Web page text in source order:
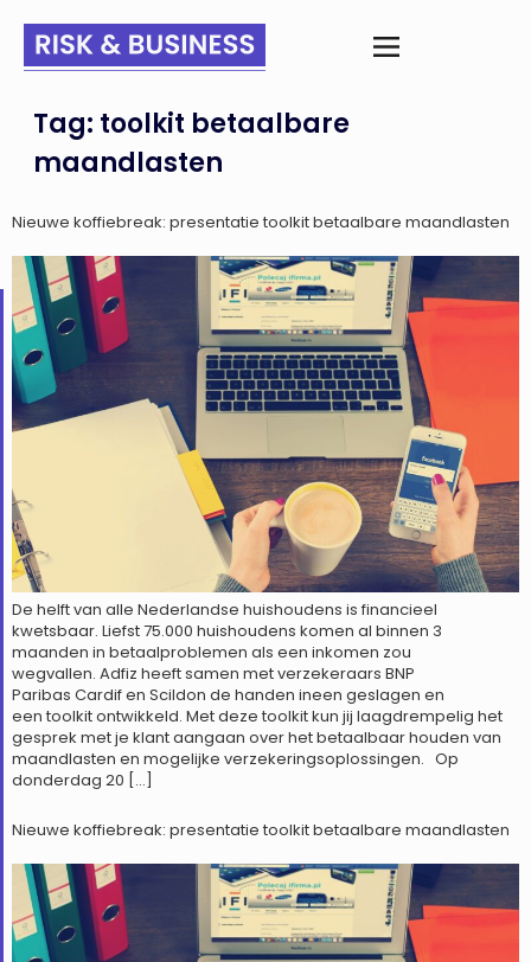
Tag: toolkit betaalbare
maandlasten
Nieuwe koffiebreak: presentatie toolkit betaalbare maandlasten
De helft van alle Nederlandse huishoudens is financieel
kwetsbaar. Liefst 75.000 huishoudens komen al binnen 3
maanden in betaalproblemen als een inkomen zou
wegvallen. Adfiz heeft samen met verzekeraars BNP
Paribas Cardif en Scildon de handen ineen geslagen en
een toolkit ontwikkeld. Met deze toolkit kun jij laagdrempelig het
gesprek met je klant aangaan over het betaalbaar houden van
maandlasten en mogelijke verzekeringsoplossingen. Op
donderdag 20 […]
Nieuwe koffiebreak: presentatie toolkit betaalbare maandlasten